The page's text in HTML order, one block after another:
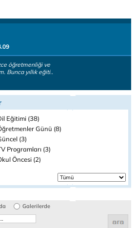
öğretmenliği ve
Bunca yıllık eğiti..
Eğitimi (38)
Günü (8)
(3)
Programları (3)
Öncesi (2)
Galerilerde